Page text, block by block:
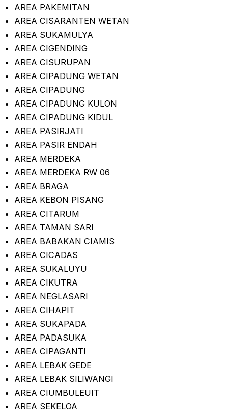
AREA PAKEMITAN
AREA CISARANTEN WETAN
AREA SUKAMULYA
AREA CIGENDING
AREA CISURUPAN
AREA CIPADUNG WETAN
AREA CIPADUNG
AREA CIPADUNG KULON
AREA CIPADUNG KIDUL
AREA PASIRJATI
AREA PASIR ENDAH
AREA MERDEKA
AREA MERDEKA RW 06
AREA BRAGA
AREA KEBON PISANG
AREA CITARUM
AREA TAMAN SARI
AREA BABAKAN CIAMIS
AREA CICADAS
AREA SUKALUYU
AREA CIKUTRA
AREA NEGLASARI
AREA CIHAPIT
AREA SUKAPADA
AREA PADASUKA
AREA CIPAGANTI
AREA LEBAK GEDE
AREA LEBAK SILIWANGI
AREA CIUMBULEUIT
AREA SEKELOA